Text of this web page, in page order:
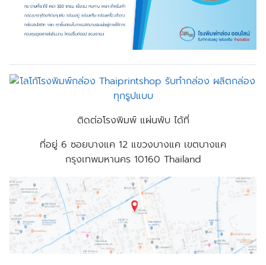
ติดต่อโรงพิมพ์ แผ่นพับ ได้ที่
ที่อยู่ 6 ซอยบางแค 12 แขวงบางแค เขตบางแค
กรุงเทพมหานคร 10160 Thailand